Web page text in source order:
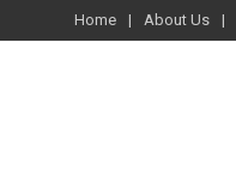
Home About Us